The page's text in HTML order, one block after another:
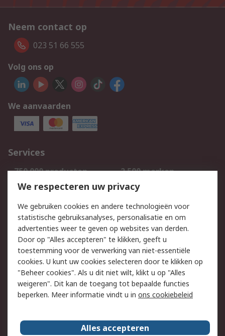
Neem contact op
023 51 66 555
Volg ons op
We aanvaarden
Services
750.000 producten
2.500 merken
Bestellen
Inkoopoplossingen
Track & Trace
Wettelijk
Cookiebeleid
Email veiligheid
Privacybeleid
Websitevoorwaarden
Algemene
verkoopvoorwaarden
Over RS
We respecteren uw privacy
We gebruiken cookies en andere technologieën voor
statistische gebruiksanalyses, personalisatie en om
advertenties weer te geven op websites van derden.
Door op "Alles accepteren" te klikken, geeft u
toestemming voor de verwerking van niet-essentiële
cookies. U kunt uw cookies selecteren door te klikken op
"Beheer cookies". Als u dit niet wilt, klikt u op "Alles
weigeren". Dit kan de toegang tot bepaalde functies
beperken. Meer informatie vindt u in ons cookiebeleid
Alles accepteren